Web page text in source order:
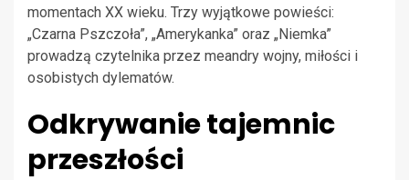
momentach XX wieku. Trzy wyjątkowe powieści:
„Czarna Pszczoła”, „Amerykanka” oraz „Niemka”
prowadzą czytelnika przez meandry wojny, miłości i
osobistych dylematów.
Odkrywanie tajemnic
przeszłości